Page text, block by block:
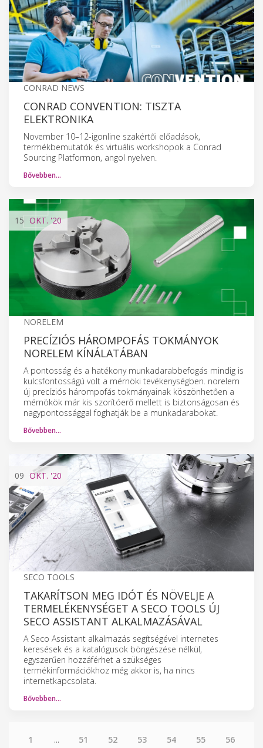
CONRAD NEWS
CONRAD CONVENTION: TISZTA
ELEKTRONIKA
November 10–12-igonline szakértői előadások,
termékbemutatók és virtuális workshopok a Conrad
Sourcing Platformon, angol nyelven.
Bővebben…
15 OKT. '20
NORELEM
PRECÍZIÓS HÁROMPOFÁS TOKMÁNYOK
NORELEM KÍNÁLATÁBAN
A pontosság és a hatékony munkadarabbefogás mindig is
kulcsfontosságú volt a mérnöki tevékenységben. norelem
új precíziós hárompofás tokmányainak köszönhetően a
mérnökök már kis szorítóerő mellett is biztonságosan és
nagypontossággal foghatják be a munkadarabokat.
Bővebben…
09 OKT. '20
SECO TOOLS
TAKARÍTSON MEG IDÓT ÉS NÖVELJE A
TERMELÉKENYSÉGET A SECO TOOLS ÚJ
SECO ASSISTANT ALKALMAZÁSÁVAL
A Seco Assistant alkalmazás segítségével internetes
keresések és a katalógusok böngészése nélkül,
egyszerűen hozzáférhet a szükséges
termékinformációkhoz még akkor is, ha nincs
internetkapcsolata.
Bővebben…
1 ... 51 52 53 54 55 56